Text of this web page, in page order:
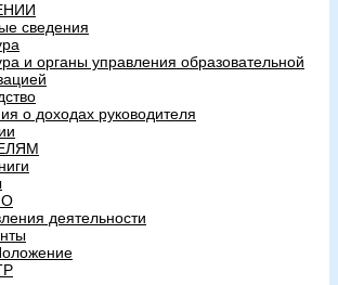
сведения
и органы управления образовательной
о доходах руководителя
деятельности